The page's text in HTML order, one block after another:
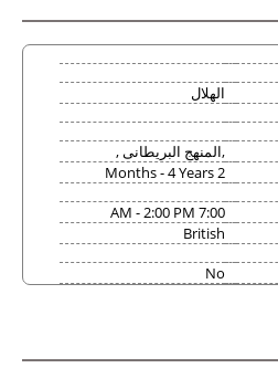
الهلال
,المنهج البريطانى ,
2 Months - 4 Years
7:00 AM - 2:00 PM
British
No